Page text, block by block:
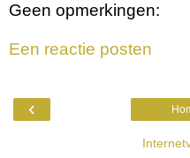
Geen opmerkingen:
Een reactie posten
‹